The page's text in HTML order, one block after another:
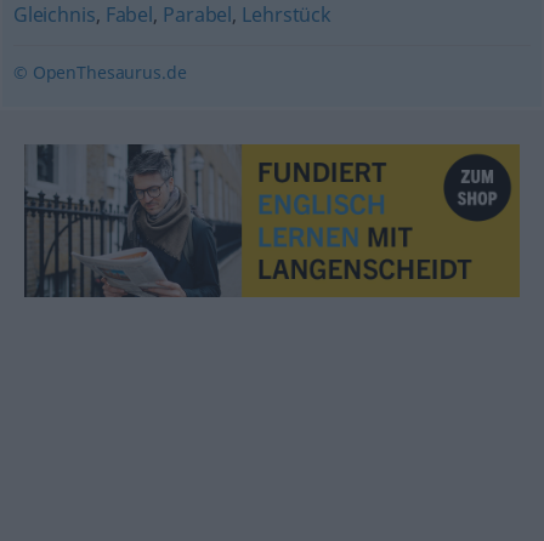
Gleichnis, Fabel, Parabel, Lehrstück
© OpenThesaurus.de